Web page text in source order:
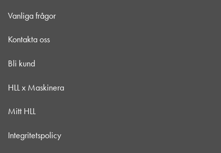
Vanliga frågor
Kontakta oss
Bli kund
HLL x Maskinera
Mitt HLL
Integritetspolicy